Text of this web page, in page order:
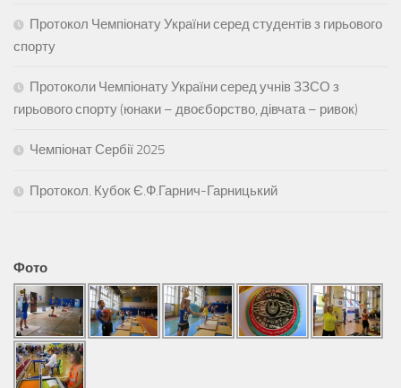
Протокол Чемпіонату України серед студентів з гирьового
спорту
Протоколи Чемпіонату України серед учнів ЗЗСО з
гирьового спорту (юнаки – двоєборство, дівчата – ривок)
Чемпіонат Сербії 2025
Протокол. Кубок Є.Ф.Гарнич-Гарницький
Фото